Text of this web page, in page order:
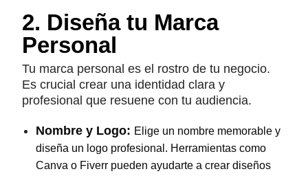
2. Diseña tu Marca
Personal
Tu marca personal es el rostro de tu negocio.
Es crucial crear una identidad clara y
profesional que resuene con tu audiencia.
Nombre y Logo: Elige un nombre memorable y
diseña un logo profesional. Herramientas como
Canva o Fiverr pueden ayudarte a crear diseños